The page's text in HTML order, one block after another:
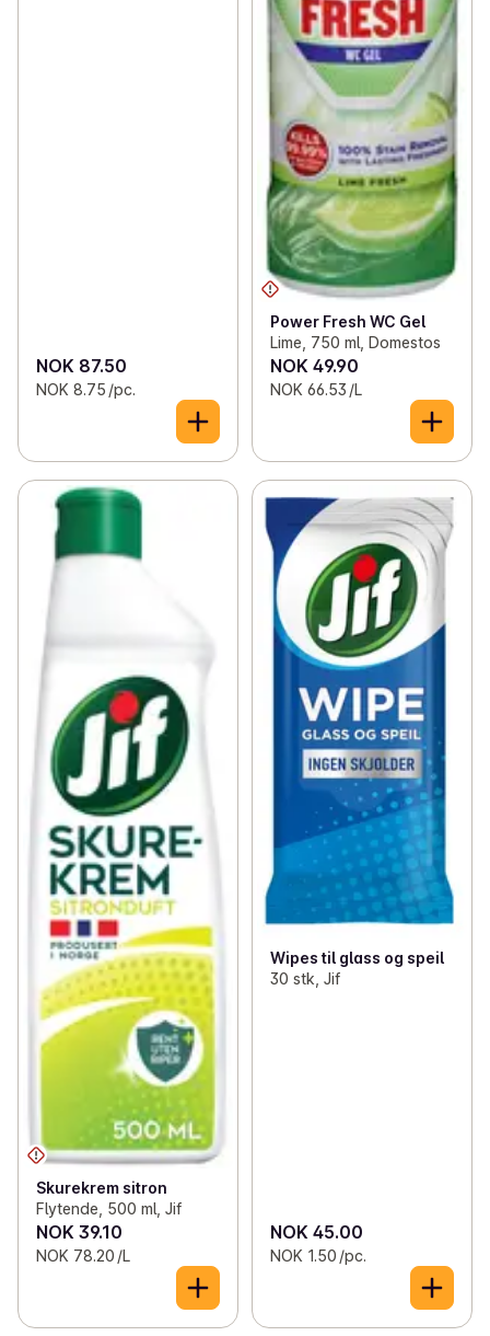
NOK 87.50
NOK 8.75 /pc.
Power Fresh WC Gel
Lime, 750 ml, Domestos
NOK 49.90
NOK 66.53 /L
Skurekrem sitron
Flytende, 500 ml, Jif
NOK 39.10
NOK 78.20 /L
Wipes til glass og speil
30 stk, Jif
NOK 45.00
NOK 1.50 /pc.